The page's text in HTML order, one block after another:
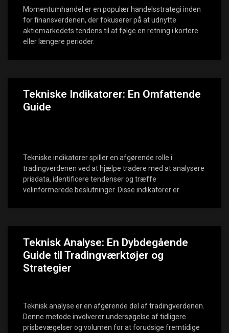
Momentumhandel er en populær handelsstrategi inden
for finansverdenen, der fokuserer på at udnytte
aktiemarkedets tendens til at følge en retning i kortere
eller længere perioder.
Tekniske Indikatorer: En Omfattende
Guide
Tekniske indikatorer spiller en afgørende rolle i
tradingverdenen ved at hjælpe tradere med at analysere
prisdata, identificere tendenser og træffe
velinformerede beslutninger. Disse indikatorer er
Teknisk Analyse: En Dybdegående
Guide til Tradingværktøjer og
Strategier
Teknisk analyse er en afgørende del af tradingverdenen.
Denne metode involverer undersøgelse af tidligere
prisbevægelser og volumen for at forudsige fremtidige